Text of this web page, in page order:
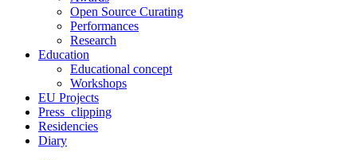
Open Source Curating
Performances
Research
Education
Educational concept
Workshops
EU Projects
Press_clipping
Residencies
Diary